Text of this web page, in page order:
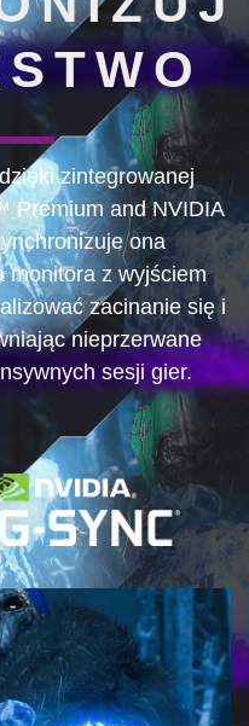
zintegrowanej
Premium and NVIDIA
ona
monitora z wyjściem
zacinanie się i
nieprzerwane
sesji gier.